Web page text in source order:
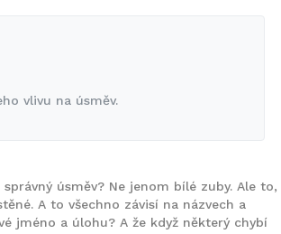
vlivu na úsměv.
úsměv? Ne jenom bílé zuby. Ale to,
A to všechno závisí na názvech a
jméno a úlohu? A že když některý chybí